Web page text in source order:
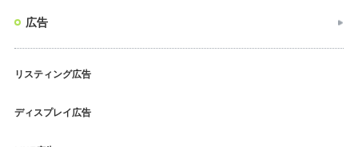
広告
リスティング広告
ディスプレイ広告